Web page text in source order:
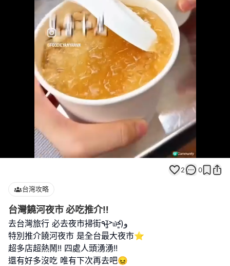
Loaded
2 0
台灣攻略
台灣饒河夜市 必吃推介‼️
去台灣旅行 必去夜市掃街٩(˃̶͈̀௰˂̶͈́)و
特別推介饒河夜市 是全台最大夜市⭐️
超多店超熱鬧!! 四處人頭湧湧!!
還有好多沒吃 唯有下次再去吧😖